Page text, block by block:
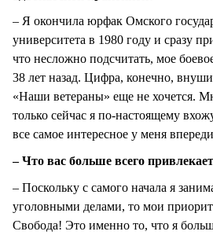
– Я окончила юрфак Омского
университета в 1980 году и сразу
что несложно подсчитать, мое
38 лет назад. Цифра, конечно,
«Наши ветераны» еще не хочется.
только сейчас я по-настоящему
все самое интересное у меня
– Что вас больше всего
– Поскольку с самого начала я
уголовными делами, то мои
Свобода! Это именно то, что я